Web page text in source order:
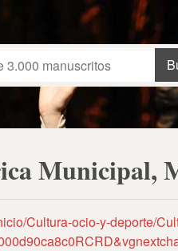
Municipal,
Cultura-ocio-y-deporte/